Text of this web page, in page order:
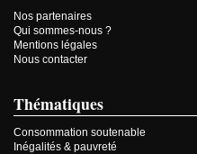
Nos partenaires
Qui sommes-nous ?
Mentions légales
Nous contacter
Thématiques
Consommation soutenable
Inégalités & pauvreté